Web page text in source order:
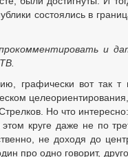
состоялись в
и
графически вот так т
Но что
круге даже не по
не доходя до
про одно говорит,